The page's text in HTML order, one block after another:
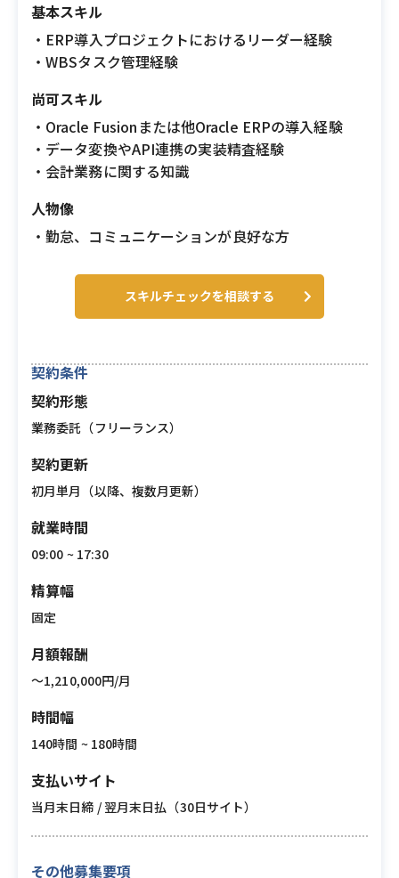
基本スキル
・ERP導入プロジェクトにおけるリーダー経験
・WBSタスク管理経験
尚可スキル
・Oracle Fusionまたは他Oracle ERPの導入経験
・データ変換やAPI連携の実装精査経験
・会計業務に関する知識
人物像
・勤怠、コミュニケーションが良好な方
スキルチェックを相談する
契約条件
契約形態
業務委託（フリーランス）
契約更新
初月単月（以降、複数月更新）
就業時間
09:00 ~ 17:30
精算幅
固定
月額報酬
〜1,210,000円/月
時間幅
140時間 ~ 180時間
支払いサイト
当月末日締 / 翌月末日払（30日サイト）
その他募集要項